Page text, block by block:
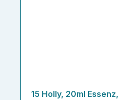
15 Holly, 20ml